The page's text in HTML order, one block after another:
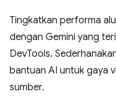
Tingkatkan performa
dengan Gemini yang
DevTools.
bantuan AI untuk gaya
sumber.